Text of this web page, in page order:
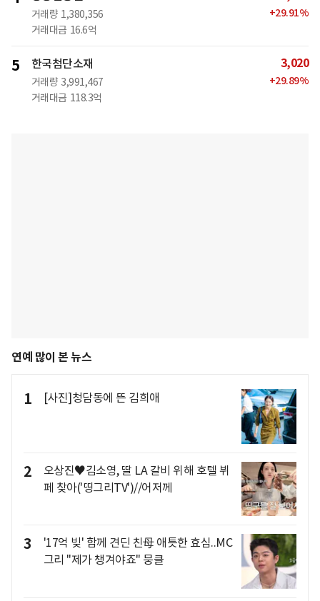
거래량 1,380,356
거래대금 16.6억
+29.91%
5 한국첨단소재
거래량 3,991,467
거래대금 118.3억
3,020
+29.89%
연예 많이 본 뉴스
1 [사진]청담동에 뜬 김희애
2
오상진♥김소영, 딸 LA 갈비 위해 호텔 뷔
페 찾아('띵그리TV')//어저께
3
'17억 빚' 함께 견딘 친母 애틋한 효심..MC
그리 "제가 챙겨야죠" 뭉클